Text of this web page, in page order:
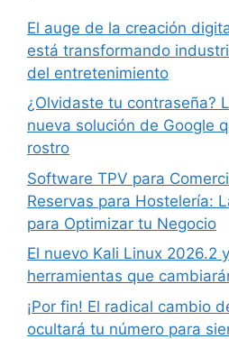
El auge de la creación
está transformando
del entretenimiento
¿Olvidaste tu contraseña?
nueva solución de Google
rostro
Software TPV para
Reservas para Hostelería:
para Optimizar tu Negocio
El nuevo Kali Linux 2026.2
herramientas que
¡Por fin! El radical cambio
ocultará tu número para